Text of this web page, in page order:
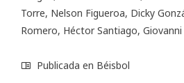
Torre, Nelson Figueroa, Dicky
Romero, Héctor Santiago, Giovanni
Publicada en Béisbol